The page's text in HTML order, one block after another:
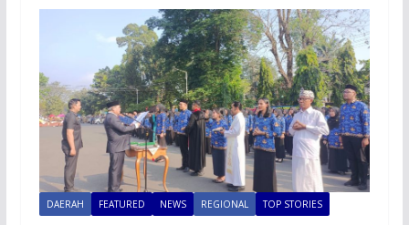
DAERAH FEATURED NEWS REGIONAL TOP STORIES